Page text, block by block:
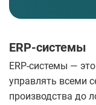
ERP-системы
ERP-системы —
управлять всеми
производства до